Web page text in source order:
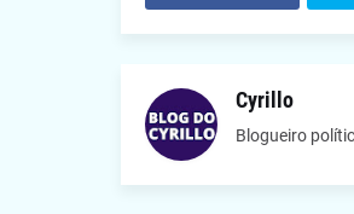
Cyrillo
Blogueiro